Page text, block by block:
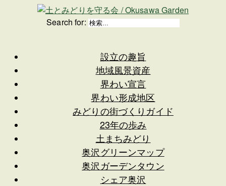
Search for:
設立の趣旨
地域風景資産
界わい宣言
界わい形成地区
みどりの街づくりガイド
23年の歩み
土まちみどり
奥沢グリーンマップ
奥沢ガーデンタウン
シェア奥沢